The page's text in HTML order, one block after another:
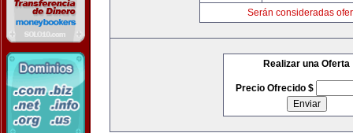
Serán consideradas
Realizar una Oferta
Precio Ofrecido $